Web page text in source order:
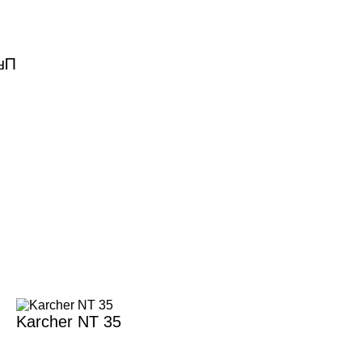
Karcher NT 35